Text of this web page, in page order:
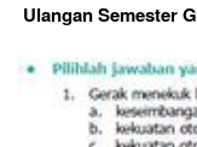
Ulangan Semester